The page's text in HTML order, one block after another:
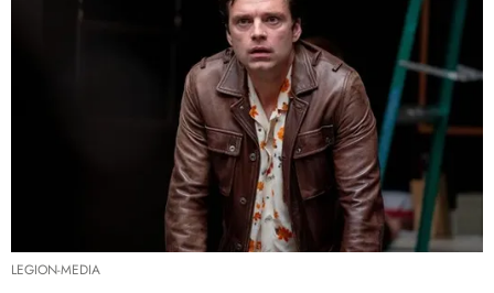
LEGION-MEDIA